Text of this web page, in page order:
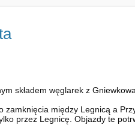
składem węglarek z
zamknięcia między Legnicą a
przez Legnicę. Objazdy te